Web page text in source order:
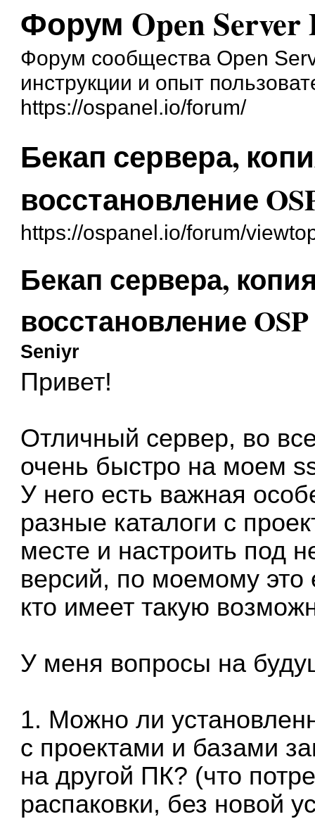
Форум Open Server
Форум сообщества Open
инструкции и опыт
https://ospanel.io/forum/
Бекап сервера,
восстановление
https://ospanel.io/forum/
Бекап сервера,
восстановление OSP
Seniyr
Привет!
Отличный сервер, во
очень быстро на моем
У него есть важная
разные каталоги с
месте и настроить под
версий, по моемому
кто имеет такую
У меня вопросы на
1. Можно ли
с проектами и базами
на другой ПК? (что
распаковки, без новой